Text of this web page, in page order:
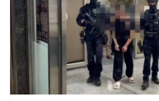
台灣癌症基金會
立即諮詢HPV
的投資，把握
台灣癌症基金會
做到這點才有
台灣癌症基金會